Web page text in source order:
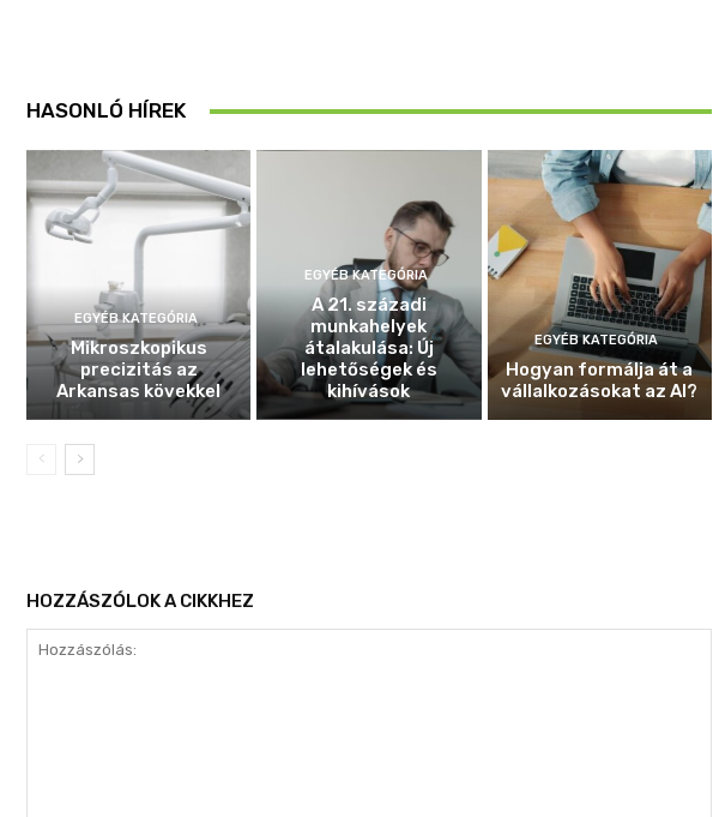
HASONLÓ HÍREK
EGYÉB KATEGÓRIA
Mikroszkopikus
precizitás az
Arkansas kövekkel
EGYÉB KATEGÓRIA
A 21. századi
munkahelyek
átalakulása: Új
lehetőségek és
kihívások
EGYÉB KATEGÓRIA
Hogyan formálja át a
vállalkozásokat az AI?
HOZZÁSZÓLOK A CIKKHEZ